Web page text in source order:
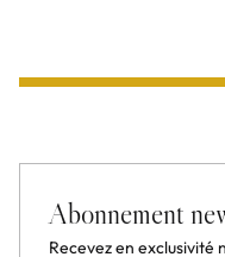
Abonnement
Recevez en exclusivité